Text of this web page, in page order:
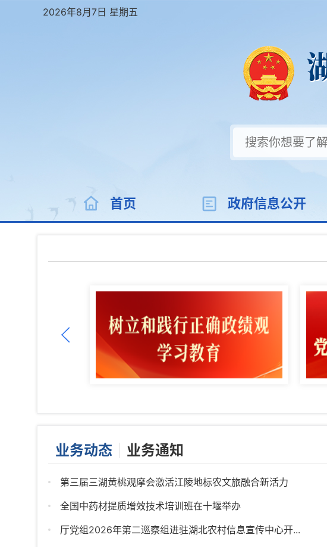
2026年8月7日 星期五
首页 政府信息公开
业务动态 业务通知
第三届三湖黄桃观摩会激活江陵地标农文旅融合新活力
全国中药材提质增效技术培训班在十堰举办
厅党组2026年第二巡察组进驻湖北农村信息宣传中心开...